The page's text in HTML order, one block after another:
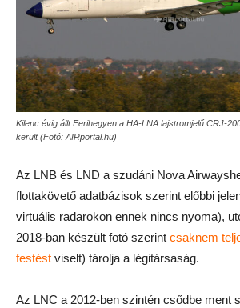
Kilenc évig állt Ferihegyen a HA-LNA lajstromjelű CRJ-
került (Fotó: AIRportal.hu)
Az LNB és LND a szudáni Nova
flottakövető adatbázisok szerint előbbi
virtuális radarokon ennek nincs nyoma),
2018-ban készült fotó szerint csaknem
festést viselt) tárolja a légitársaság.
Az LNC a 2012-ben szintén csődbe ment